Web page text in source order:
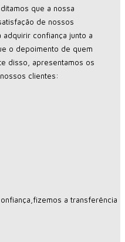
que a nossa
de nossos
confiança junto a
o depoimento de quem
disso, apresentamos os
clientes:
a transferência